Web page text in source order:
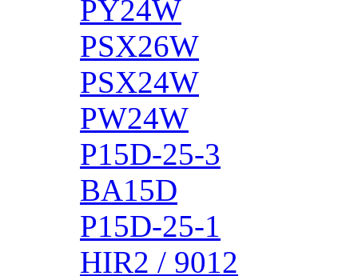
PY24W
PSX26W
PSX24W
PW24W
P15D-25-3
BA15D
P15D-25-1
HIR2 / 9012